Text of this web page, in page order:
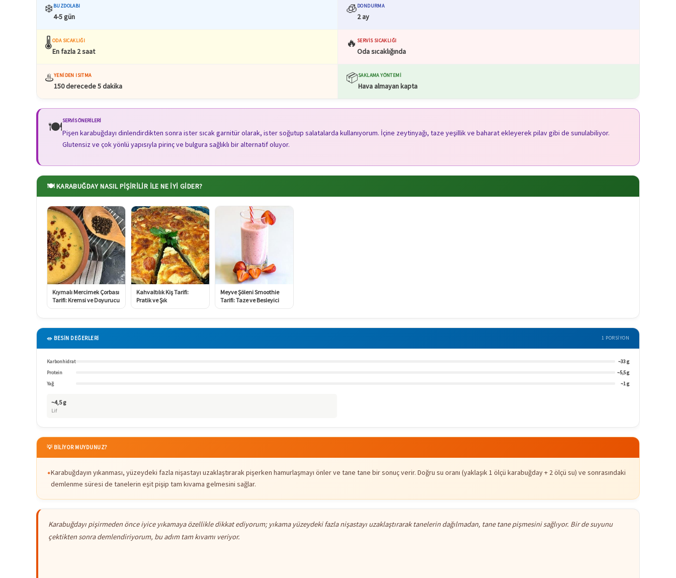
❄️BUZDOLABI
4-5 gün
🧊DONDURMA
2 ay
🌡️ODA SICAKLIĞI
En fazla 2 saat
🔥 SERVIS SICAKLIĞI
Oda sıcaklığında
♨️YENIDEN ISITMA
150 derecede 5 dakika
📦SAKLAMA YÖNTEMI
Hava almayan kapta
🍽️SERVIS ÖNERILERI
Pişen karabuğdayı dinlendirdikten sonra ister sıcak garnitür olarak, ister soğutup salatalarda kullanıyorum. İçine zeytinyağı, taze yeşillik ve baharat ekleyerek pilav gibi de sunulabiliyor.
Glutensiz ve çok yönlü yapısıyla pirinç ve bulgura sağlıklı bir alternatif oluyor.
🍽️ KARABUĞDAY NASIL PIŞIRILIR ILE NE İYI GIDER?
Kıymalı Mercimek Çorbası
Tarifi: Kremsi ve Doyurucu
Kahvaltılık Kiş Tarifi:
Pratik ve Şık
Meyve Şöleni Smoothie
Tarifi: Taze ve Besleyici
🥗 BESİN DEĞERLERİ 1 PORSIYON
Karbonhidrat
~33 g
Protein
~5,5 g
Yağ
~1 g
~4,5 g
Lif
💡 BİLİYOR MUYDUNUZ?
Karabuğdayın yıkanması, yüzeydeki fazla nişastayı uzaklaştırarak pişerken hamurlaşmayı önler ve tane tane bir sonuç verir. Doğru su oranı (yaklaşık 1 ölçü karabuğday + 2 ölçü su) ve sonrasındaki
demlenme süresi de tanelerin eşit pişip tam kıvama gelmesini sağlar.
Karabuğdayı pişirmeden önce iyice yıkamaya özellikle dikkat ediyorum; yıkama yüzeydeki fazla nişastayı uzaklaştırarak tanelerin dağılmadan, tane tane pişmesini sağlıyor. Bir de suyunu
çektikten sonra demlendiriyorum, bu adım tam kıvamı veriyor.